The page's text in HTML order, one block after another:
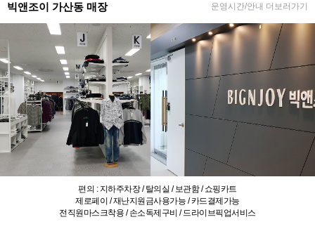
빅앤조이 가산동 매장 운영시간/안내 더보러가기
편의 : 지하주차장 / 탈의실 / 보관함 / 쇼핑카트
제로페이 / 재난지원금사용가능 / 카드결제가능
전직원마스크착용 / 손소독제구비 / 드라이브픽업서비스